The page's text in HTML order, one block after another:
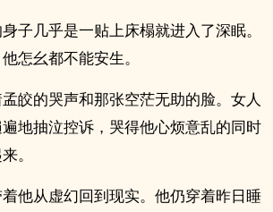
子几乎是一贴上床榻就进入了深眠。
怎幺都不能安生。
皎的哭声和那张空茫无助的脸。女人
地抽泣控诉，哭得他心烦意乱的同时
。
他从虚幻回到现实。他仍穿着昨日睡